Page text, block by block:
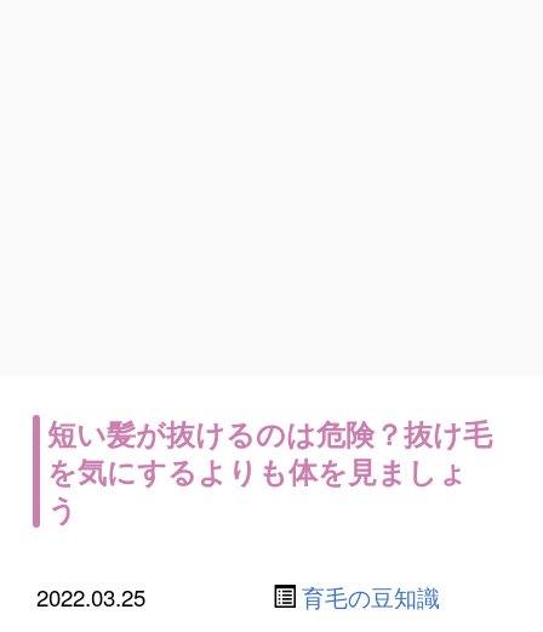
短い髪が抜けるのは危険？抜け毛
を気にするよりも体を見ましょ
う
2022.03.25 育毛の豆知識